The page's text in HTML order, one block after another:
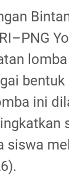
ini
siswa